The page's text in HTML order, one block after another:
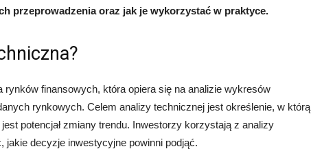
przeprowadzenia oraz jak je wykorzystać w praktyce.
rynków finansowych, która opiera się na analizie wykresów
rynkowych. Celem analizy technicznej jest określenie, w którą
potencjał zmiany trendu. Inwestorzy korzystają z analizy
jakie decyzje inwestycyjne powinni podjąć.